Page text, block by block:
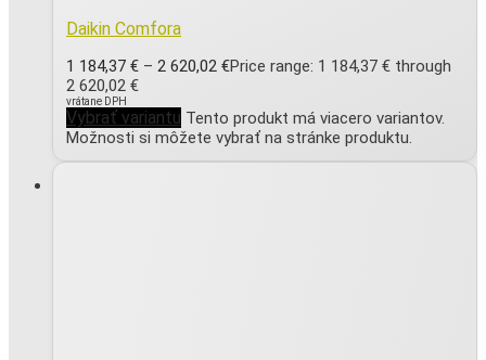
Daikin Comfora
1 184,37 € – 2 620,02 €Price range: 1 184,37 € through
2 620,02 €
vrátane DPH
Vybrať variantu Tento produkt má viacero variantov.
Možnosti si môžete vybrať na stránke produktu.